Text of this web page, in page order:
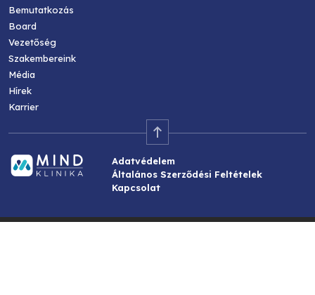
Bemutatkozás
Board
Vezetőség
Szakembereink
Média
Hírek
Karrier
Adatvédelem
Általános Szerződési Feltételek
Kapcsolat